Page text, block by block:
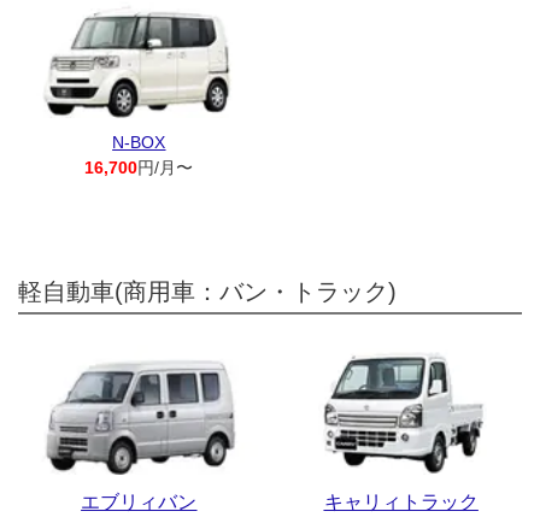
N-BOX
16,700円/月〜
軽自動車(商用車：バン・トラック)
エブリィバン キャリィトラック